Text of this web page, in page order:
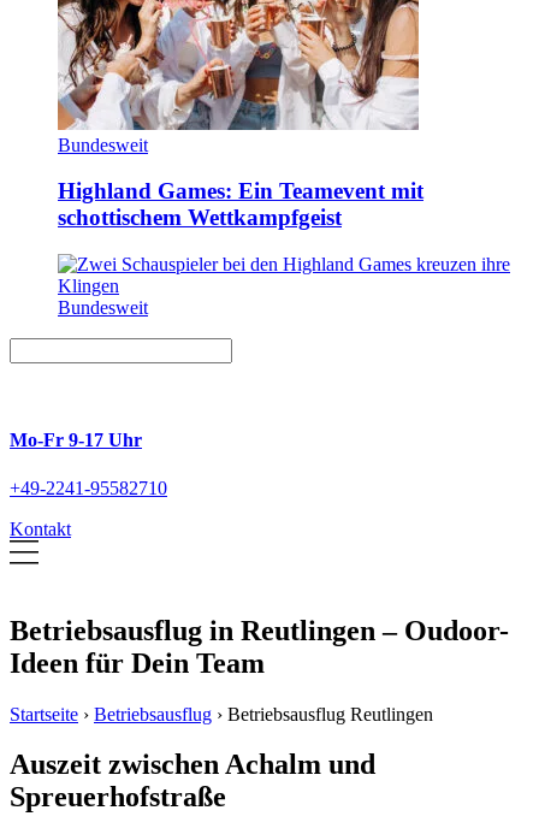
Bundesweit
Highland Games: Ein Teamevent mit
schottischem Wettkampfgeist
Bundesweit
Mo-Fr 9-17 Uhr
+49-2241-95582710
Kontakt
Betriebsausflug in Reutlingen – Oudoor-
Ideen für Dein Team
Startseite › Betriebsausflug › Betriebsausflug Reutlingen
Auszeit zwischen Achalm und
Spreuerhofstraße